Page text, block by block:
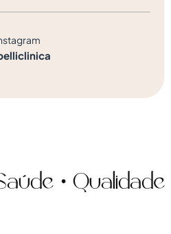
• Qualidade